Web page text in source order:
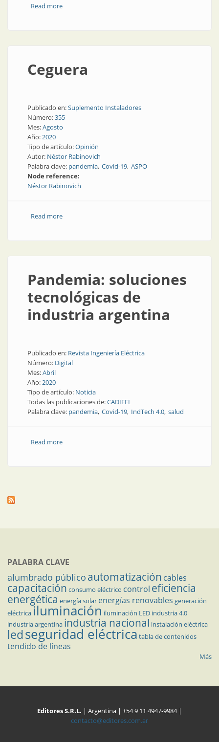
Read moreabout Casos de éxito de provisión de UPS a
Ceguera
Publicado en:Suplemento Instaladores
Número:355
Mes:Agosto
Año:2020
Tipo de artículo:Opinión
Autor: Néstor Rabinovich
Palabra clave: pandemia Covid-19 ASPO
Node reference:
Néstor Rabinovich
Read moreabout Ceguera
Pandemia: soluciones
tecnológicas de
industria argentina
Publicado en: Revista Ingeniería Eléctrica
Número: Digital
Mes:Abril
Año:2020
Tipo de artículo: Noticia
Todas las publicaciones de:CADIEEL
Palabra clave: pandemia Covid-19 IndTech 4.0 salud
Read moreabout Pandemia: soluciones tecnológicas de industria
PALABRA CLAVE
alumbrado público automatización cables
capacitación consumo eléctrico control eficiencia
energética energía solar energías renovables generación
eléctricailuminación iluminación LED industria 4.0
industria argentina industria nacional instalación eléctrica
ledseguridad eléctrica tabla de contenidos
tendido de líneas
Más
Editores S.R.L. | Argentina | +54 9 11 4947-9984 |
contacto@editores.com.ar